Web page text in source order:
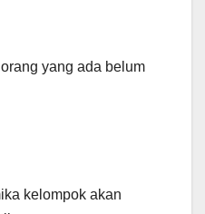
yang ada belum
kelompok akan